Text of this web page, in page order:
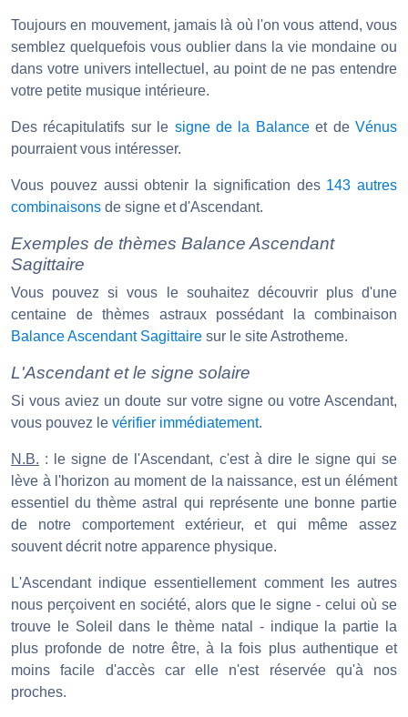
Toujours en mouvement, jamais là où l'on vous attend, vous
semblez quelquefois vous oublier dans la vie mondaine ou
dans votre univers intellectuel, au point de ne pas entendre
votre petite musique intérieure.
Des récapitulatifs sur le signe de la Balanceet deVénus
pourraient vous intéresser.
Vous pouvez aussi obtenir la signification des 143 autres
combinaisons de signe et d'Ascendant.
Exemples de thèmes Balance Ascendant
Sagittaire
Vous pouvez si vous le souhaitez découvrir plus d'une
centaine de thèmes astraux possédant la combinaison
Balance Ascendant Sagittaire sur le site Astrotheme.
L'Ascendant et le signe solaire
Si vous aviez un doute sur votre signe ou votre Ascendant,
vous pouvez le vérifier immédiatement.
N.B. : le signe de l'Ascendant, c'est à dire le signe qui se
lève à l'horizon au moment de la naissance, est un élément
essentiel du thème astral qui représente une bonne partie
de notre comportement extérieur, et qui même assez
souvent décrit notre apparence physique.
L'Ascendant indique essentiellement comment les autres
nous perçoivent en société, alors que le signe - celui où se
trouve le Soleil dans le thème natal - indique la partie la
plus profonde de notre être, à la fois plus authentique et
moins facile d'accès car elle n'est réservée qu'à nos
proches.